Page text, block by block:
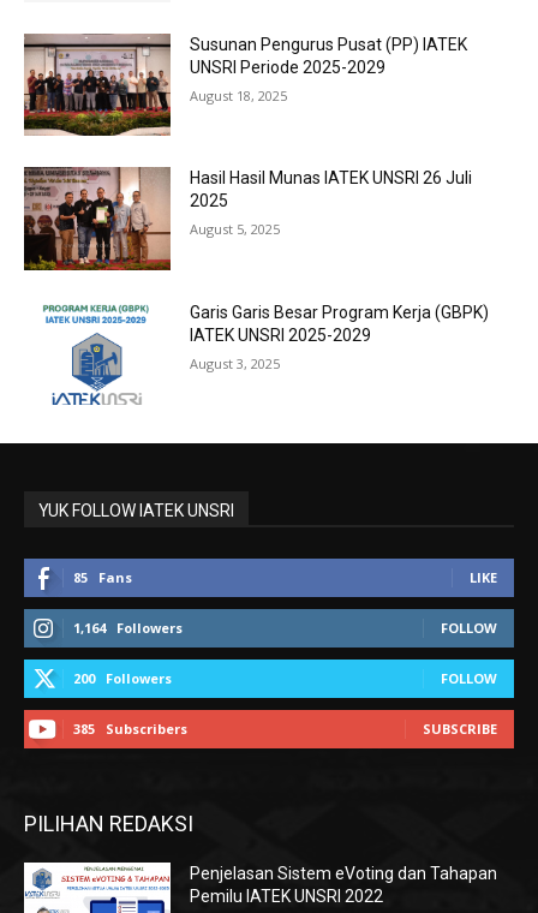
Susunan Pengurus Pusat (PP) IATEK
UNSRI Periode 2025-2029
August 18, 2025
Hasil Hasil Munas IATEK UNSRI 26 Juli
2025
August 5, 2025
Garis Garis Besar Program Kerja (GBPK)
IATEK UNSRI 2025-2029
August 3, 2025
YUK FOLLOW IATEK UNSRI
85 Fans LIKE
1,164 Followers FOLLOW
200 Followers FOLLOW
385 Subscribers SUBSCRIBE
PILIHAN REDAKSI
Penjelasan Sistem eVoting dan Tahapan
Pemilu IATEK UNSRI 2022